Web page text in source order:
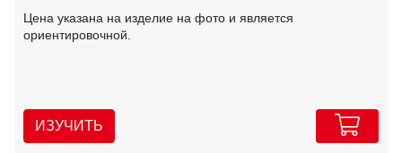
Цена указана на изделие на фото и является
ориентировочной.
ИЗУЧИТЬ